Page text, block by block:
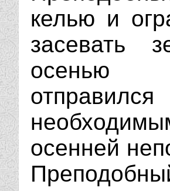
келью и
засевать
осенью
осенней